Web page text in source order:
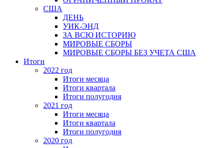
США
ДЕНЬ
УИК-ЭНД
ЗА ВСЮ ИСТОРИЮ
МИРОВЫЕ СБОРЫ
МИРОВЫЕ СБОРЫ БЕЗ УЧЕТА США
Итоги
2022 год
Итоги месяца
Итоги квартала
Итоги полугодия
2021 год
Итоги месяца
Итоги квартала
Итоги полугодия
2020 год